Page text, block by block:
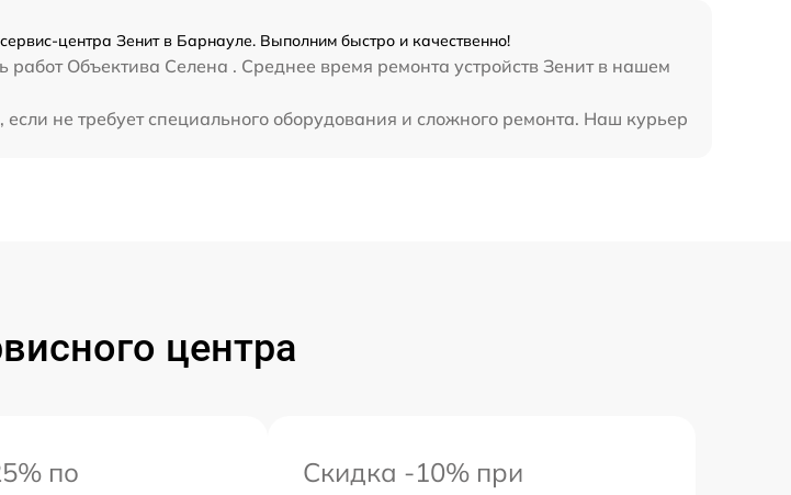
центра Зенит в Барнауле. Выполним быстро и качественно!
работ Объектива Селена . Среднее время ремонта устройств Зенит в нашем
не требует специального оборудования и сложного ремонта. Наш курьер
центра
по
Скидка -10% при